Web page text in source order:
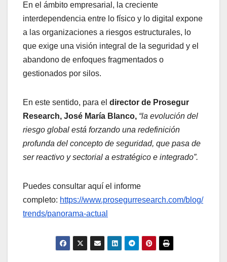
En el ámbito empresarial, la creciente
interdependencia entre lo físico y lo digital expone
a las organizaciones a riesgos estructurales, lo
que exige una visión integral de la seguridad y el
abandono de enfoques fragmentados o
gestionados por silos.
En este sentido, para el director de Prosegur
Research, José María Blanco, “la evolución del
riesgo global está forzando una redefinición
profunda del concepto de seguridad, que pasa de
ser reactivo y sectorial a estratégico e integrado”.
Puedes consultar aquí el informe
completo: https://www.prosegurresearch.com/blog/
trends/panorama-actual